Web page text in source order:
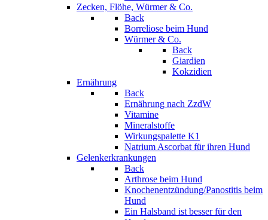
Zecken, Flöhe, Würmer & Co.
Back
Borreliose beim Hund
Würmer & Co.
Back
Giardien
Kokzidien
Ernährung
Back
Ernährung nach ZzdW
Vitamine
Mineralstoffe
Wirkungspalette K1
Natrium Ascorbat für ihren Hund
Gelenkerkrankungen
Back
Arthrose beim Hund
Knochenentzündung/Panostitis beim
Hund
Ein Halsband ist besser für den